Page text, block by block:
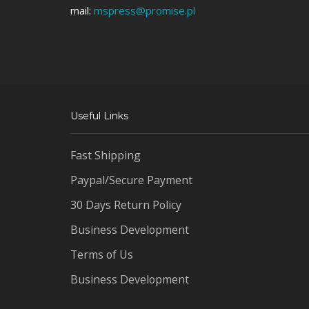
mail: mspress@promise.pl
Useful Links
Fast Shipping
Paypal/Secure Payment
30 Days Return Policy
Business Development
Terms of Us
Business Development